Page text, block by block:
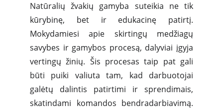
Natūralių žvakių gamyba suteikia ne tik
kūrybinę, bet ir edukacinę patirtį.
Mokydamiesi apie skirtingų medžiagų
savybes ir gamybos procesą, dalyviai įgyja
vertingų žinių. Šis procesas taip pat gali
būti puiki valiuta tam, kad darbuotojai
galėtų dalintis patirtimi ir sprendimais,
skatindami komandos bendradarbiavimą.